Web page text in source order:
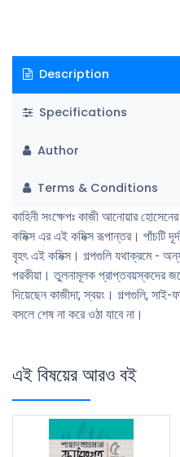
Description
Specifications
Author
Terms & Conditions
কাহিনী সংক্ষেপঃ কাজী আনোয়ার
কমিক্স এর এই কমিক্স রূপান্তর। পাঁচটি
বৃহৎ এই কমিক্স। গল্পগুলি যথাক্রমে -
পরকীয়া। তুলনামূলক প্রাপ্তবয়স্কদের
দিয়েছেন কাজীদা; স্বয়ং। গল্পগুলি, সাই-
বসলে শেষ না করে ওঠা যাবে না।
এই বিষয়ের আরও বই